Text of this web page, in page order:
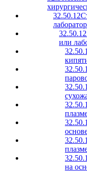
32.50.12
или
на